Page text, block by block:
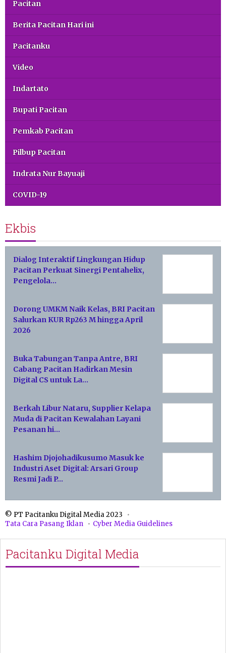
Pacitan
Berita Pacitan Hari ini
Pacitanku
Video
Indartato
Bupati Pacitan
Pemkab Pacitan
Pilbup Pacitan
Indrata Nur Bayuaji
COVID-19
Ekbis
Dialog Interaktif Lingkungan Hidup
Pacitan Perkuat Sinergi Pentahelix,
Pengelola…
Dorong UMKM Naik Kelas, BRI Pacitan
Salurkan KUR Rp263 M hingga April
2026
Buka Tabungan Tanpa Antre, BRI
Cabang Pacitan Hadirkan Mesin
Digital CS untuk La…
Berkah Libur Nataru, Supplier Kelapa
Muda di Pacitan Kewalahan Layani
Pesanan hi…
Hashim Djojohadikusumo Masuk ke
Industri Aset Digital: Arsari Group
Resmi Jadi P…
© PT Pacitanku Digital Media 2023
Tata Cara Pasang Iklan
Cyber Media Guidelines
Pacitanku Digital Media